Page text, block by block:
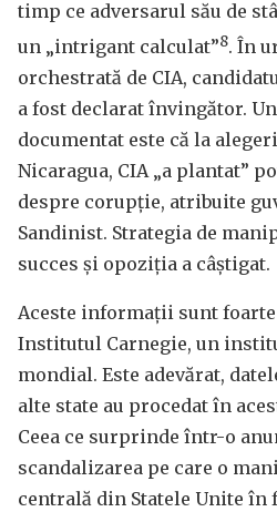
timp ce adversarul său de
un „intrigant calculat”8. În
orchestrată de CIA,
a fost declarat învingător.
documentat este că la
Nicaragua, CIA „a plantat”
despre corupție, atribuite
Sandinist. Strategia de
succes și opoziția a câștigat.
Aceste informații sunt
Institutul Carnegie, un
mondial. Este adevărat,
alte state au procedat în
Ceea ce surprinde într-o
scandalizarea pe care o
centrală din Statele Unite în